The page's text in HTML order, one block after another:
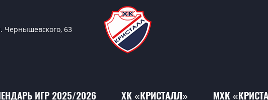
Чернышевского, 63
ИГР 2025/2026 ХК «КРИСТАЛЛ» МХК